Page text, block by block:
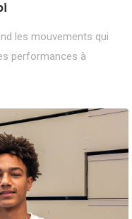
les mouvements qui
performances à